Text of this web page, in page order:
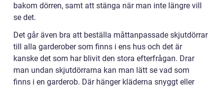
bakom dörren, samt att stänga när man inte längre vill
se det.
Det går även bra att beställa måttanpassade skjutdörrar
till alla garderober som finns i ens hus och det är
kanske det som har blivit den stora efterfrågan. Drar
man undan skjutdörrarna kan man lätt se vad som
finns i en garderob. Där hänger kläderna snyggt eller